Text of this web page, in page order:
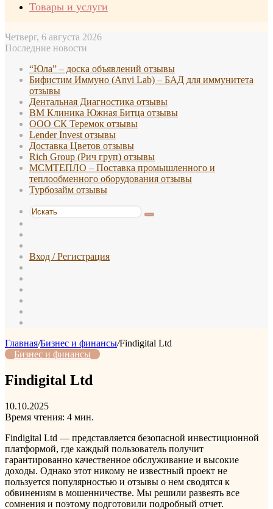
Товары и услуги
Четверг, 6 августа 2026
Последние новости
“Юла” – доска объявлений отзывы
Бифистим Иммуно (Anvi Lab) – БАД для иммунитета
отзывы
Дентальная Диагностика отзывы
ВМ Клиника Южная Битца отзывы
ООО СК Теремок отзывы
Lender Invest отзывы
Доставка Цветов отзывы
Rich Group (Рич груп) отзывы
МСМТЕПЛО – Поставка промышленного и
теплообменного оборудования отзывы
Турбозайм отзывы
Искать
статья
Вход / Регистрация
Главная/Бизнес и финансы/Findigital Ltd
Бизнес и финансы
Findigital Ltd
10.10.2025
Время чтения: 4 мин.
Findigital Ltd — представляется безопасной инвестиционной
платформой, где каждый пользователь получит
гарантированно качественное обслуживание и высокие
доходы. Однако этот никому не известный проект не
пользуется популярностью и отзывы о нем сводятся к
обвинениям в мошенничестве. Мы решили развеять все
сомнения и поэтому подготовили подробный отчет.